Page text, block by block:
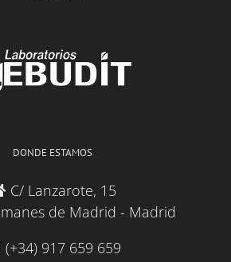
DONDE ESTAMOS
C/ Lanzarote, 15
de Madrid - Madrid
(+34) 917 659 659